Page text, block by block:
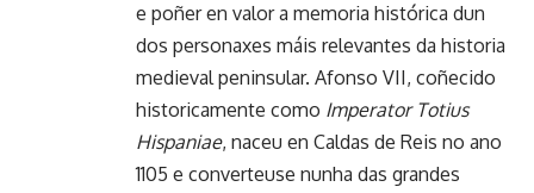
e poñer en valor a memoria histórica dun
dos personaxes máis relevantes da historia
medieval peninsular. Afonso VII, coñecido
historicamente como Imperator Totius
Hispaniae, naceu en Caldas de Reis no ano
1105 e converteuse nunha das grandes